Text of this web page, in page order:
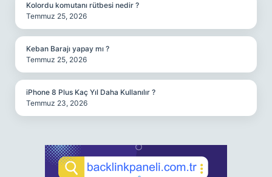
Kolordu komutanı rütbesi nedir ?
Temmuz 25, 2026
Keban Barajı yapay mı ?
Temmuz 25, 2026
iPhone 8 Plus Kaç Yıl Daha Kullanılır ?
Temmuz 23, 2026